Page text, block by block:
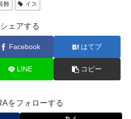
飾 イス
シェアする
Facebook はてブ
LINE コピー
をフォローする